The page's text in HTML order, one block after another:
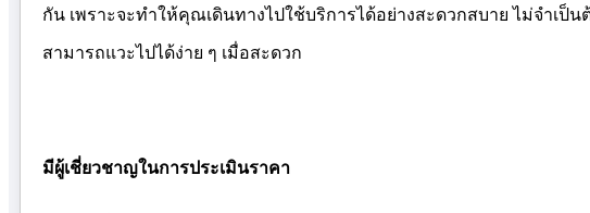
กัน เพราะจะทำให้คุณเดินทางไปใช้บริการได้อย่างสะดวกสบาย ไม่จำเป็น
สามารถแวะไปได้ง่าย ๆ เมื่อสะดวก
มีผู้เชี่ยวชาญในการประเมินราคา